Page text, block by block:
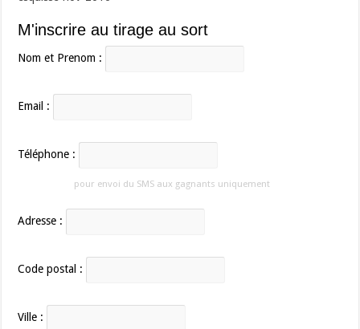
M'inscrire au tirage au sort
Nom et Prenom :
Email :
Téléphone :
pour envoi du SMS aux gagnants uniquement
Adresse :
Code postal :
Ville :